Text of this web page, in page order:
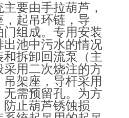
要由手拉葫芦，
起吊环链，导
组成。专用安装
出池中污水的情况
拆卸回流泵（主
用二次烧注的方
架座，导杆采用
无需预留孔。为方
止葫芦锈蚀损